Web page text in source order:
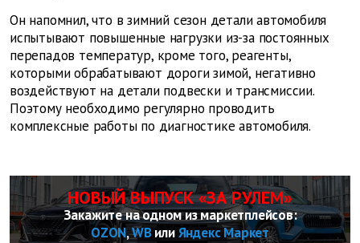
Он напомнил, что в зимний сезон детали автомобиля
испытывают повышенные нагрузки из-за постоянных
перепадов температур, кроме того, реагенты,
которыми обрабатывают дороги зимой, негативно
воздействуют на детали подвески и трансмиссии.
Поэтому необходимо регулярно проводить
комплексные работы по диагностике автомобиля.
НОВЫЙ ВЫПУСК «ЗА РУЛЕМ»
Закажите на одном из маркетплейсов:
OZON,WBилиЯндекс Маркет